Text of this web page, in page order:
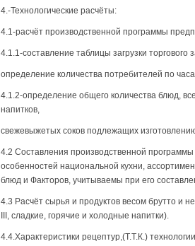
4.-Технологические расчёты:
4.1-расчёт производственной программы
4.1.1-составление таблицы загрузки торгового
определение количества потребителей по
4.1.2-определение общего количества блюд,
напитков,
свежевыжетых соков подлежащих
4.2 Составления производственной
особенностей национальной кухни,
блюд и Факторов, учитываемы при его
4.3 Расчёт сырья и продуктов весом брутто и
III, сладкие, горячие и холодные напитки).
4.4.Характеристики рецептур,(Т.Т.К.) технологии